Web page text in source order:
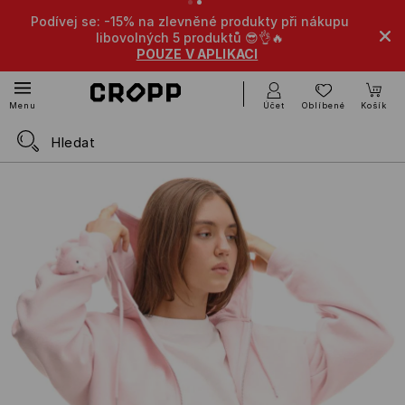
Podívej se: -15% na zlevněné produkty při nákupu
libovolných 5 produktů 😎👌🔥
POUZE V APLIKACI
Menu Účet Oblíbené Košík